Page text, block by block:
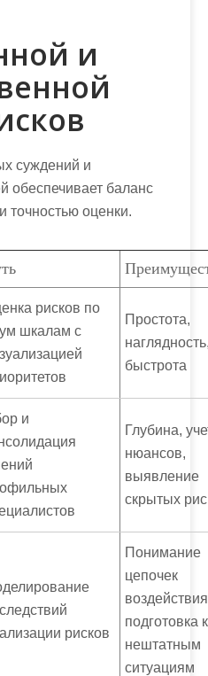
и
суждений и
обеспечивает баланс
точностью оценки.
рисков по
шкалам с
Простота,
быстрота
и
Глубина,
нюансов,
выявление
скрытых
рисков
Понимание
цепочек
подготовка к
нештатным
ситуациям